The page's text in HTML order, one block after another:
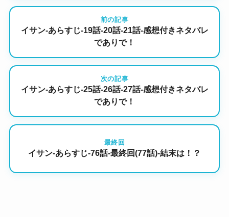
前の記事
イサン-あらすじ-19話-20話-21話-感想付きネタバレ
でありで！
次の記事
イサン-あらすじ-25話-26話-27話-感想付きネタバレ
でありで！
最終回
イサン-あらすじ-76話-最終回(77話)-結末は！？